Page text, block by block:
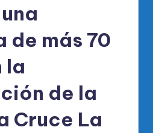
de más 70
la
de la
Cruce La